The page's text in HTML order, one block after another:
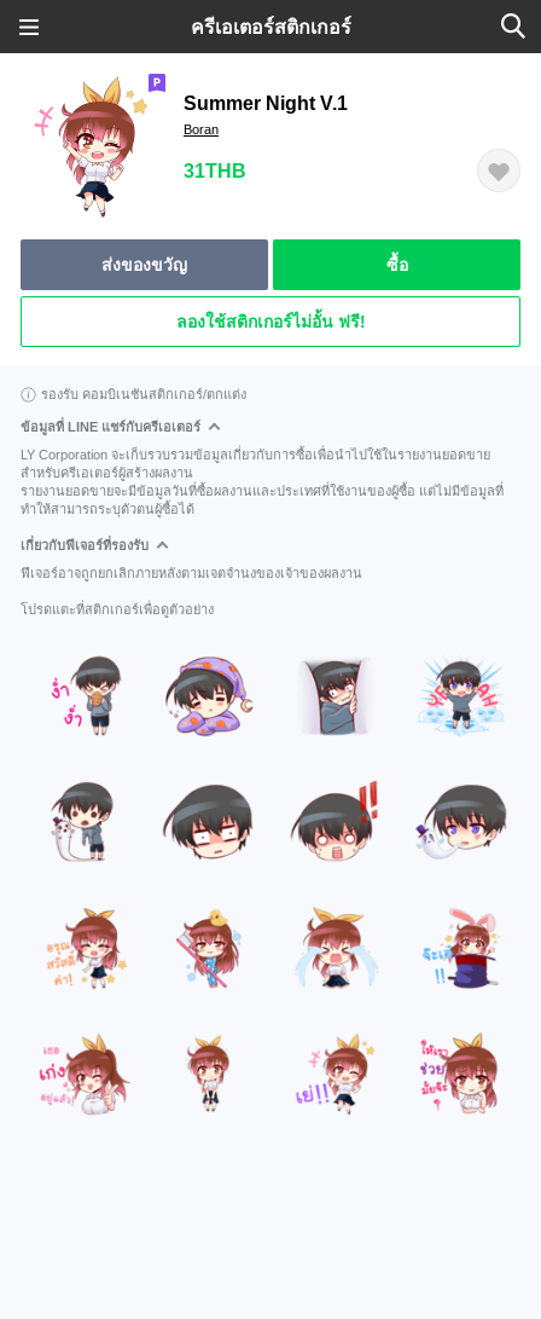
ครีเอเตอร์สติกเกอร์
Summer Night V.1
Boran
31THB
ส่งของขวัญ ซื้อ
ลองใช้สติกเกอร์ไม่อั้น ฟรี!
รองรับ คอมบิเนชันสติกเกอร์/ตกแต่ง
ข้อมูลที่ LINE แชร์กับครีเอเตอร์
LY Corporation จะเก็บรวบรวมข้อมูลเกี่ยวกับการซื้อเพื่อนำไปใช้ในรายงานยอดขาย
สำหรับครีเอเตอร์ผู้สร้างผลงาน
รายงานยอดขายจะมีข้อมูลวันที่ซื้อผลงานและประเทศที่ใช้งานของผู้ซื้อ แต่ไม่มีข้อมูลที่
ทำให้สามารถระบุตัวตนผู้ซื้อได้
เกี่ยวกับฟีเจอร์ที่รองรับ
ฟีเจอร์อาจถูกยกเลิกภายหลังตามเจตจำนงของเจ้าของผลงาน
โปรดแตะที่สติกเกอร์เพื่อดูตัวอย่าง